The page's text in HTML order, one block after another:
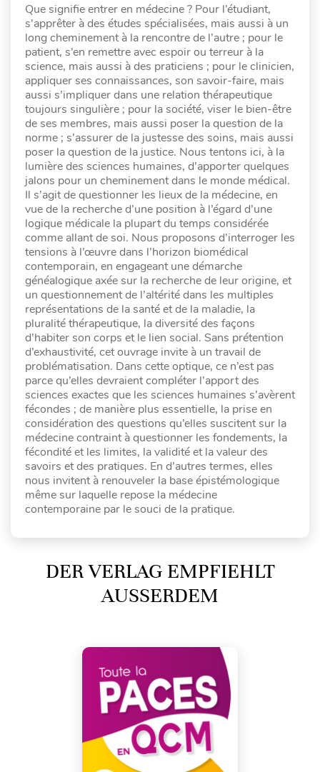
Que signifie entrer en médecine ? Pour l’étudiant,
s’apprêter à des études spécialisées, mais aussi à un
long cheminement à la rencontre de l’autre ; pour le
patient, s’en remettre avec espoir ou terreur à la
science, mais aussi à des praticiens ; pour le clinicien,
appliquer ses connaissances, son savoir-faire, mais
aussi s’impliquer dans une relation thérapeutique
toujours singulière ; pour la société, viser le bien-être
de ses membres, mais aussi poser la question de la
norme ; s’assurer de la justesse des soins, mais aussi
poser la question de la justice. Nous tentons ici, à la
lumière des sciences humaines, d’apporter quelques
jalons pour un cheminement dans le monde médical.
Il s’agit de questionner les lieux de la médecine, en
vue de la recherche d’une position à l’égard d’une
logique médicale la plupart du temps considérée
comme allant de soi. Nous proposons d’interroger les
tensions à l’œuvre dans l’horizon biomédical
contemporain, en engageant une démarche
généalogique axée sur la recherche de leur origine, et
un questionnement de l’altérité dans les multiples
représentations de la santé et de la maladie, la
pluralité thérapeutique, la diversité des façons
d’habiter son corps et le lien social. Sans prétention
d’exhaustivité, cet ouvrage invite à un travail de
problématisation. Dans cette optique, ce n’est pas
parce qu’elles devraient compléter l’apport des
sciences exactes que les sciences humaines s’avèrent
fécondes ; de manière plus essentielle, la prise en
considération des questions qu’elles suscitent sur la
médecine contraint à questionner les fondements, la
fécondité et les limites, la validité et la valeur des
savoirs et des pratiques. En d’autres termes, elles
nous invitent à renouveler la base épistémologique
même sur laquelle repose la médecine
contemporaine par le souci de la pratique.
DER VERLAG EMPFIEHLT
AUSSERDEM